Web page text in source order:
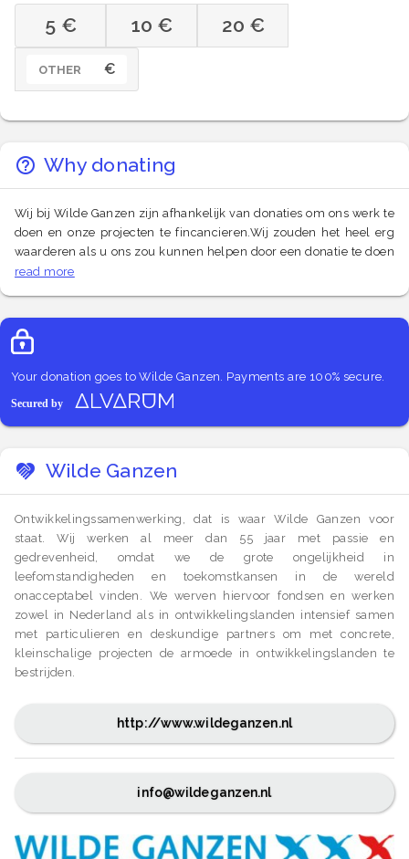
5 € 10 € 20 €
OTHER €
Why donating
Wij bij Wilde Ganzen zijn afhankelijk van donaties om ons werk te
doen en onze projecten te fincancieren.Wij zouden het heel erg
waarderen als u ons zou kunnen helpen door een donatie te doen
en onze oproep tot donaties bekend te maken bij anderen. Er
veilig.Dank u voor uw hulp!Sam Schiltmeijer
read more
Your donation goes to Wilde Ganzen. Payments are 100% secure.
Wilde Ganzen
Ontwikkelingssamenwerking, dat is waar Wilde Ganzen voor
staat. Wij werken al meer dan 55 jaar met passie en
gedrevenheid, omdat we de grote ongelijkheid in
leefomstandigheden en toekomstkansen in de wereld
onacceptabel vinden. We werven hiervoor fondsen en werken
zowel in Nederland als in ontwikkelingslanden intensief samen
met particulieren en deskundige partners om met concrete,
kleinschalige projecten de armoede in ontwikkelingslanden te
bestrijden.
http://www.wildeganzen.nl
info@wildeganzen.nl